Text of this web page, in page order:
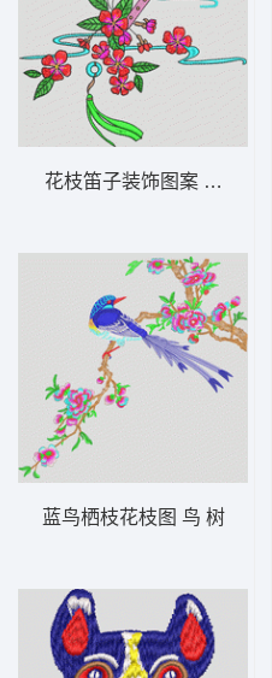
花枝笛子装饰图案 汉服
蓝鸟栖枝花枝图 鸟 树